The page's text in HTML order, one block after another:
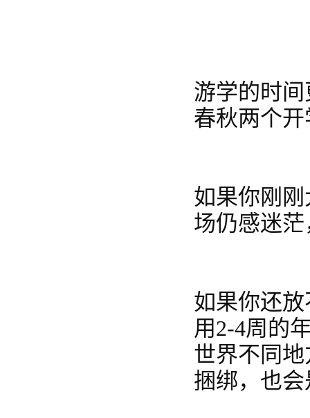
游学的时
春秋两个
如果你刚
场仍感迷茫
如果你还
用2-4周的
世界不同
捆绑，也